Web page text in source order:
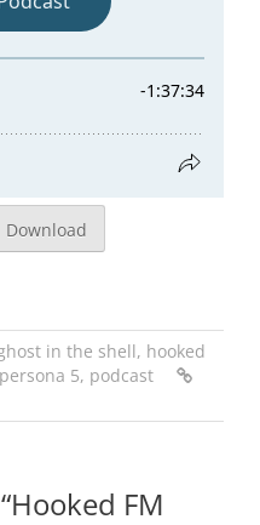
Download
in the shell, hooked
persona 5, podcast
Hooked FM